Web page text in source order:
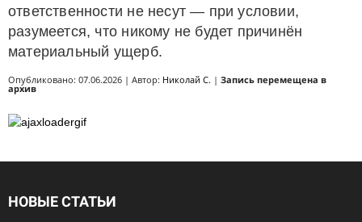
ответственности не несут — при условии,
разумеется, что никому не будет причинён
материальный ущерб.
Опубликовано: 07.06.2026 | Автор: Николай С. | Запись перемещена в
архив
НОВЫЕ СТАТЬИ